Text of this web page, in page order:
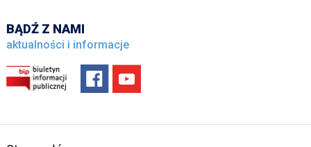
BĄDŹ Z NAMI
aktualności i informacje